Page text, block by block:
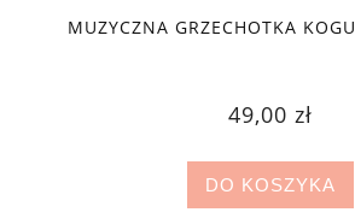
MUZYCZNA GRZECHOTKA
49,00 zł
DO KOSZYKA